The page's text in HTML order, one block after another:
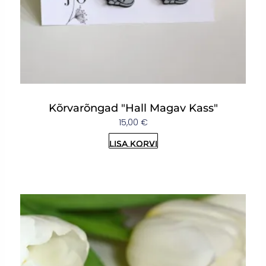
Kõrvarõngad "Hall Magav Kass"
15,00 €
Lisa korvi